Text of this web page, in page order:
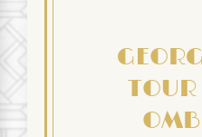
TOUR